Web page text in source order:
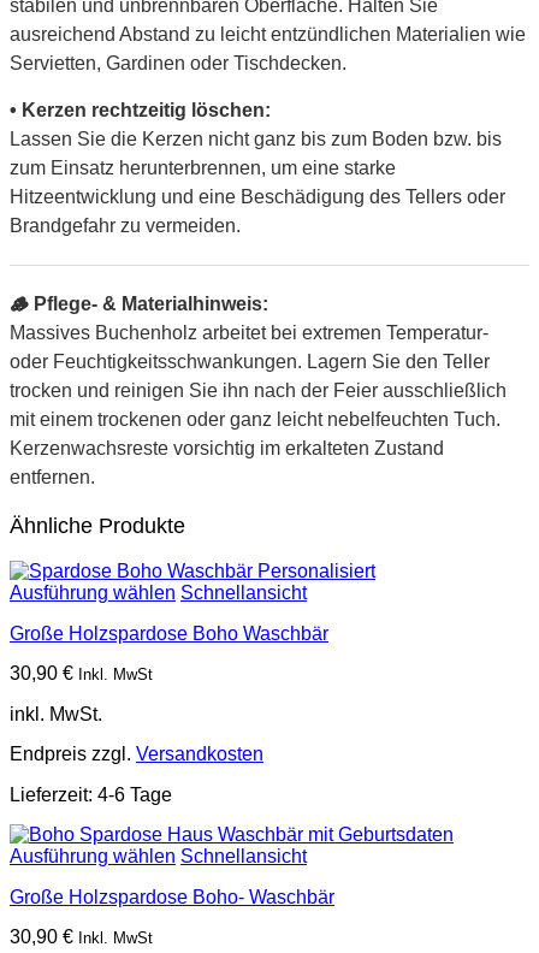
stabilen und unbrennbaren Oberfläche. Halten Sie
ausreichend Abstand zu leicht entzündlichen Materialien wie
Servietten, Gardinen oder Tischdecken.
• Kerzen rechtzeitig löschen:
Lassen Sie die Kerzen nicht ganz bis zum Boden bzw. bis
zum Einsatz herunterbrennen, um eine starke
Hitzeentwicklung und eine Beschädigung des Tellers oder
Brandgefahr zu vermeiden.
🪵 Pflege- & Materialhinweis:
Massives Buchenholz arbeitet bei extremen Temperatur-
oder Feuchtigkeitsschwankungen. Lagern Sie den Teller
trocken und reinigen Sie ihn nach der Feier ausschließlich
mit einem trockenen oder ganz leicht nebelfeuchten Tuch.
Kerzenwachsreste vorsichtig im erkalteten Zustand
entfernen.
Ähnliche Produkte
Ausführung wählen Schnellansicht
Große Holzspardose Boho Waschbär
30,90 € Inkl. MwSt
inkl. MwSt.
Endpreis zzgl. Versandkosten
Lieferzeit: 4-6 Tage
Ausführung wählen Schnellansicht
Große Holzspardose Boho- Waschbär
30,90 € Inkl. MwSt